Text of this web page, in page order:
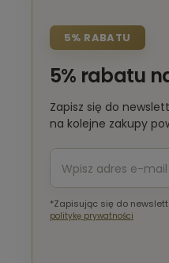
5% RABATU
5% rabatu
Zapisz się do
na kolejne zakupy
*Zapisując się do
politykę prywatności